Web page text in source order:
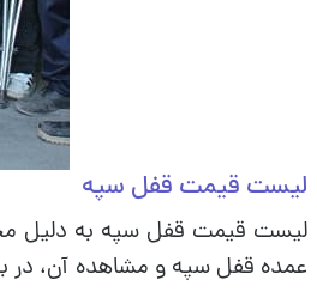
لیست قیمت قفل سپه
لیست قیمت قفل سپه به دلیل
عمده قفل سپه و مشاهده آن، در